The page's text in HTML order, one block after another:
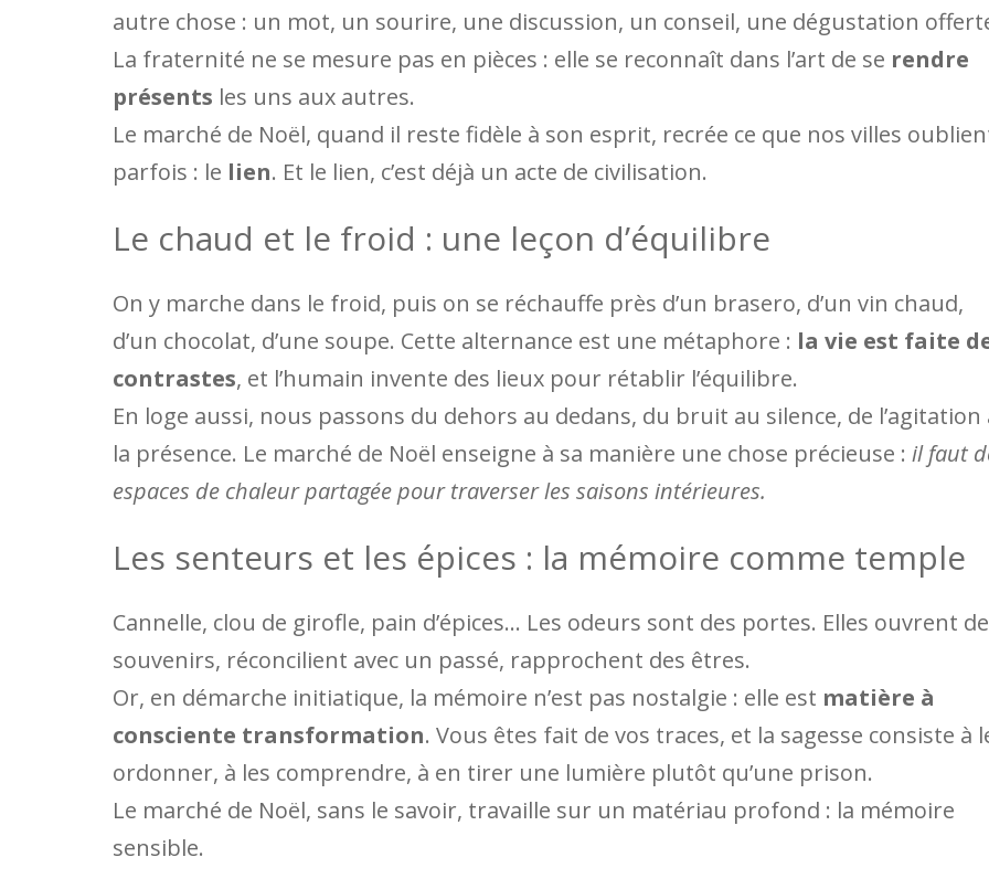
autre chose : un mot, un sourire, une discussion, un conseil, une dégustation
La fraternité ne se mesure pas en pièces : elle se reconnaît dans l’art de se rendre
présents les uns aux autres.
Le marché de Noël, quand il reste fidèle à son esprit, recrée ce que nos villes
parfois : le lien. Et le lien, c’est déjà un acte de civilisation.
Le chaud et le froid : une leçon d’équilibre
On y marche dans le froid, puis on se réchauffe près d’un brasero, d’un vin chaud,
d’un chocolat, d’une soupe. Cette alternance est une métaphore : la vie est faite
contrastes, et l’humain invente des lieux pour rétablir l’équilibre.
En loge aussi, nous passons du dehors au dedans, du bruit au silence, de l’agitation
la présence. Le marché de Noël enseigne à sa manière une chose précieuse : il faut
espaces de chaleur partagée pour traverser les saisons intérieures.
Les senteurs et les épices : la mémoire comme temple
Cannelle, clou de girofle, pain d’épices… Les odeurs sont des portes. Elles ouvrent
souvenirs, réconcilient avec un passé, rapprochent des êtres.
Or, en démarche initiatique, la mémoire n’est pas nostalgie : elle est matière à
consciente transformation. Vous êtes fait de vos traces, et la sagesse consiste à
ordonner, à les comprendre, à en tirer une lumière plutôt qu’une prison.
Le marché de Noël, sans le savoir, travaille sur un matériau profond : la mémoire
sensible.